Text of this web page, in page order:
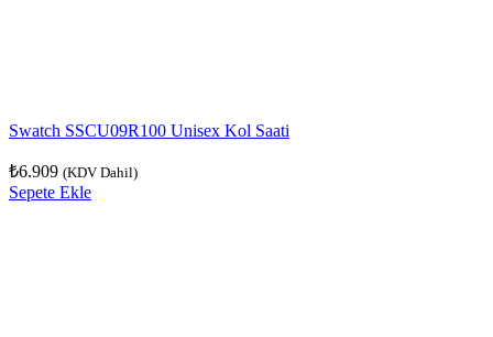
Swatch SSCU09R100 Unisex Kol Saati
₺6.909 (KDV Dahil)
Sepete Ekle